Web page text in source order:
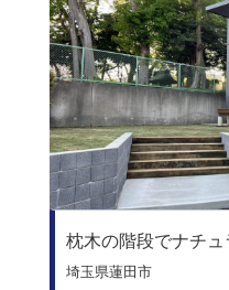
枕木の階段でナチ
埼玉県蓮田市